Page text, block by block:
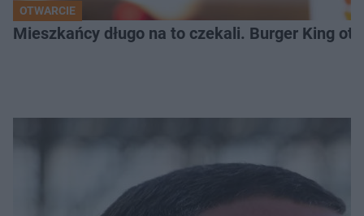
OTWARCIE
Mieszkańcy długo na to czekali. Burger King